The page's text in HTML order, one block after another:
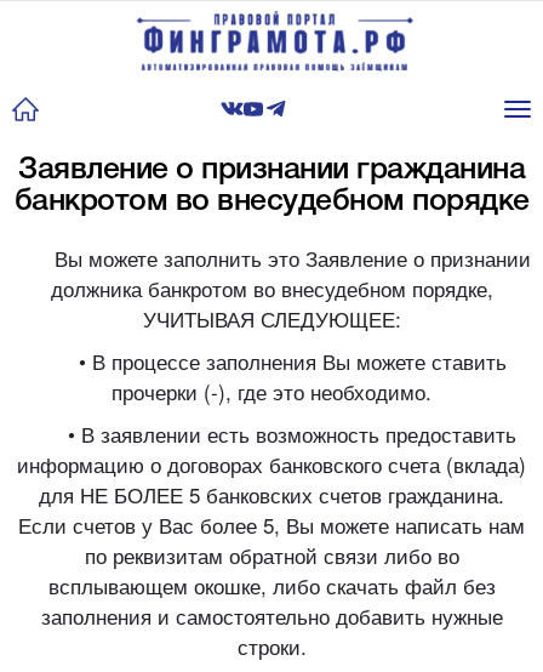
Заявление о признании гражданина
банкротом во внесудебном порядке
Вы можете заполнить это Заявление о признании
должника банкротом во внесудебном порядке,
УЧИТЫВАЯ СЛЕДУЮЩЕЕ:
• В процессе заполнения Вы можете ставить
прочерки (-), где это необходимо.
• В заявлении есть возможность предоставить
информацию о договорах банковского счета (вклада)
для НЕ БОЛЕЕ 5 банковских счетов гражданина.
Если счетов у Вас более 5, Вы можете написать нам
по реквизитам обратной связи либо во
всплывающем окошке, либо скачать файл без
заполнения и самостоятельно добавить нужные
строки.